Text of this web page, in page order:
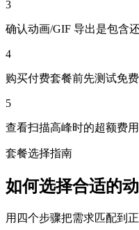
3
确认动画/GIF 导出是包含
4
购买付费套餐前先测试免
5
查看扫描高峰时的超额费
套餐选择指南
如何选择合适的
用四个步骤把需求匹配到